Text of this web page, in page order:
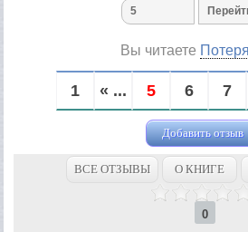
Вы читаете
1 « ... 5 6 7
Добавить отзыв
ВСЕ ОТЗЫВЫ О КНИГЕ
0